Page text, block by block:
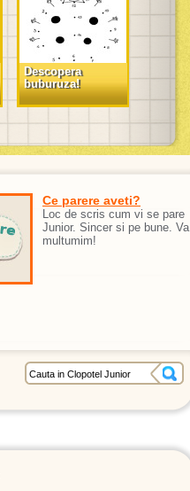
Descopera
buburuza!
Ce parere aveti?
Loc de scris cum vi se pare
Junior. Sincer si pe bune. Va
multumim!